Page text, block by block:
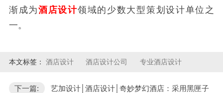
渐成为酒店设计领域的少数大型策划设计单位之
一。
本文标签： 酒店设计 酒店设计公司 专业酒店设计
下一篇:
艺加设计│酒店设计│奇妙梦幻酒店：采用黑匣子